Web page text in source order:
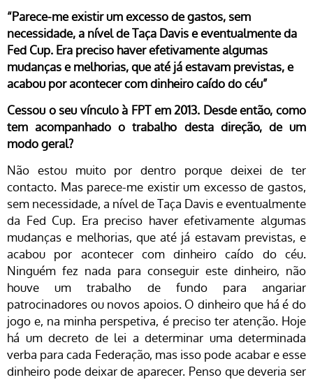
“Parece-me existir um excesso de gastos, sem
necessidade, a nível de Taça Davis e eventualmente da
Fed Cup. Era preciso haver efetivamente algumas
mudanças e melhorias, que até já estavam previstas, e
acabou por acontecer com dinheiro caído do céu”
Cessou o seu vínculo à FPT em 2013. Desde então, como
tem acompanhado o trabalho desta direção, de um
modo geral?
Não estou muito por dentro porque deixei de ter
contacto. Mas parece-me existir um excesso de gastos,
sem necessidade, a nível de Taça Davis e eventualmente
da Fed Cup. Era preciso haver efetivamente algumas
mudanças e melhorias, que até já estavam previstas, e
acabou por acontecer com dinheiro caído do céu.
Ninguém fez nada para conseguir este dinheiro, não
houve um trabalho de fundo para angariar
patrocinadores ou novos apoios. O dinheiro que há é do
jogo e, na minha perspetiva, é preciso ter atenção. Hoje
há um decreto de lei a determinar uma determinada
verba para cada Federação, mas isso pode acabar e esse
dinheiro pode deixar de aparecer. Penso que deveria ser